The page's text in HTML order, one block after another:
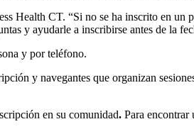
Health CT. “Si no se ha inscrito en
y ayudarle a inscribirse antes de la
y por teléfono.
y navegantes que organizan
en su comunidad. Para encontrar